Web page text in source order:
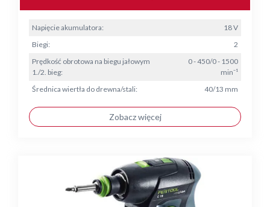
Napięcie akumulatora:
18 V
Biegi:
2
Prędkość obrotowa na biegu jałowym
1./2. bieg:
0 - 450/0 - 1500
min⁻¹
Średnica wiertła do drewna/stali:
40/13 mm
Zobacz więcej